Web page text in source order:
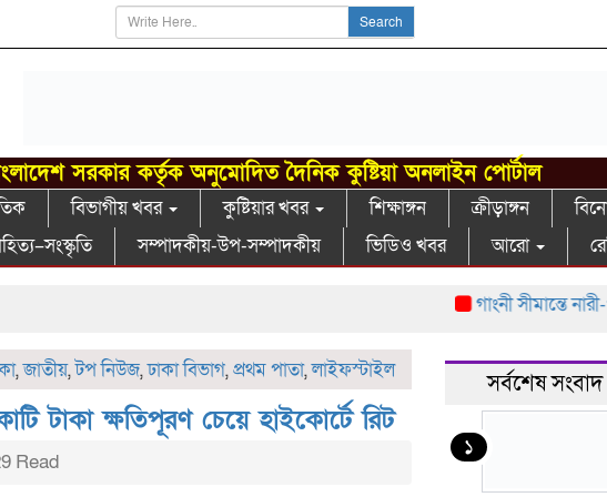
Search
সরকার কর্তৃক অনুমোদিত দৈনিক কুষ্টিয়া অনলাইন পোর্টাল
বিভাগীয় খবর কুষ্টিয়ার খবর শিক্ষাঙ্গন ক্রীড়াঙ্গন
সম্পাদকীয়-উপ-সম্পাদকীয় ভিডিও খবর আরো
গাংনী সীমান্তে নারী-
,জাতীয়,টপ নিউজ,ঢাকা বিভাগ,প্রথম পাতা,লাইফস্টাইল
টাকা ক্ষতিপূরণ চেয়ে হাইকোর্টে রিট
Read
সর্বশেষ সংবাদ
১